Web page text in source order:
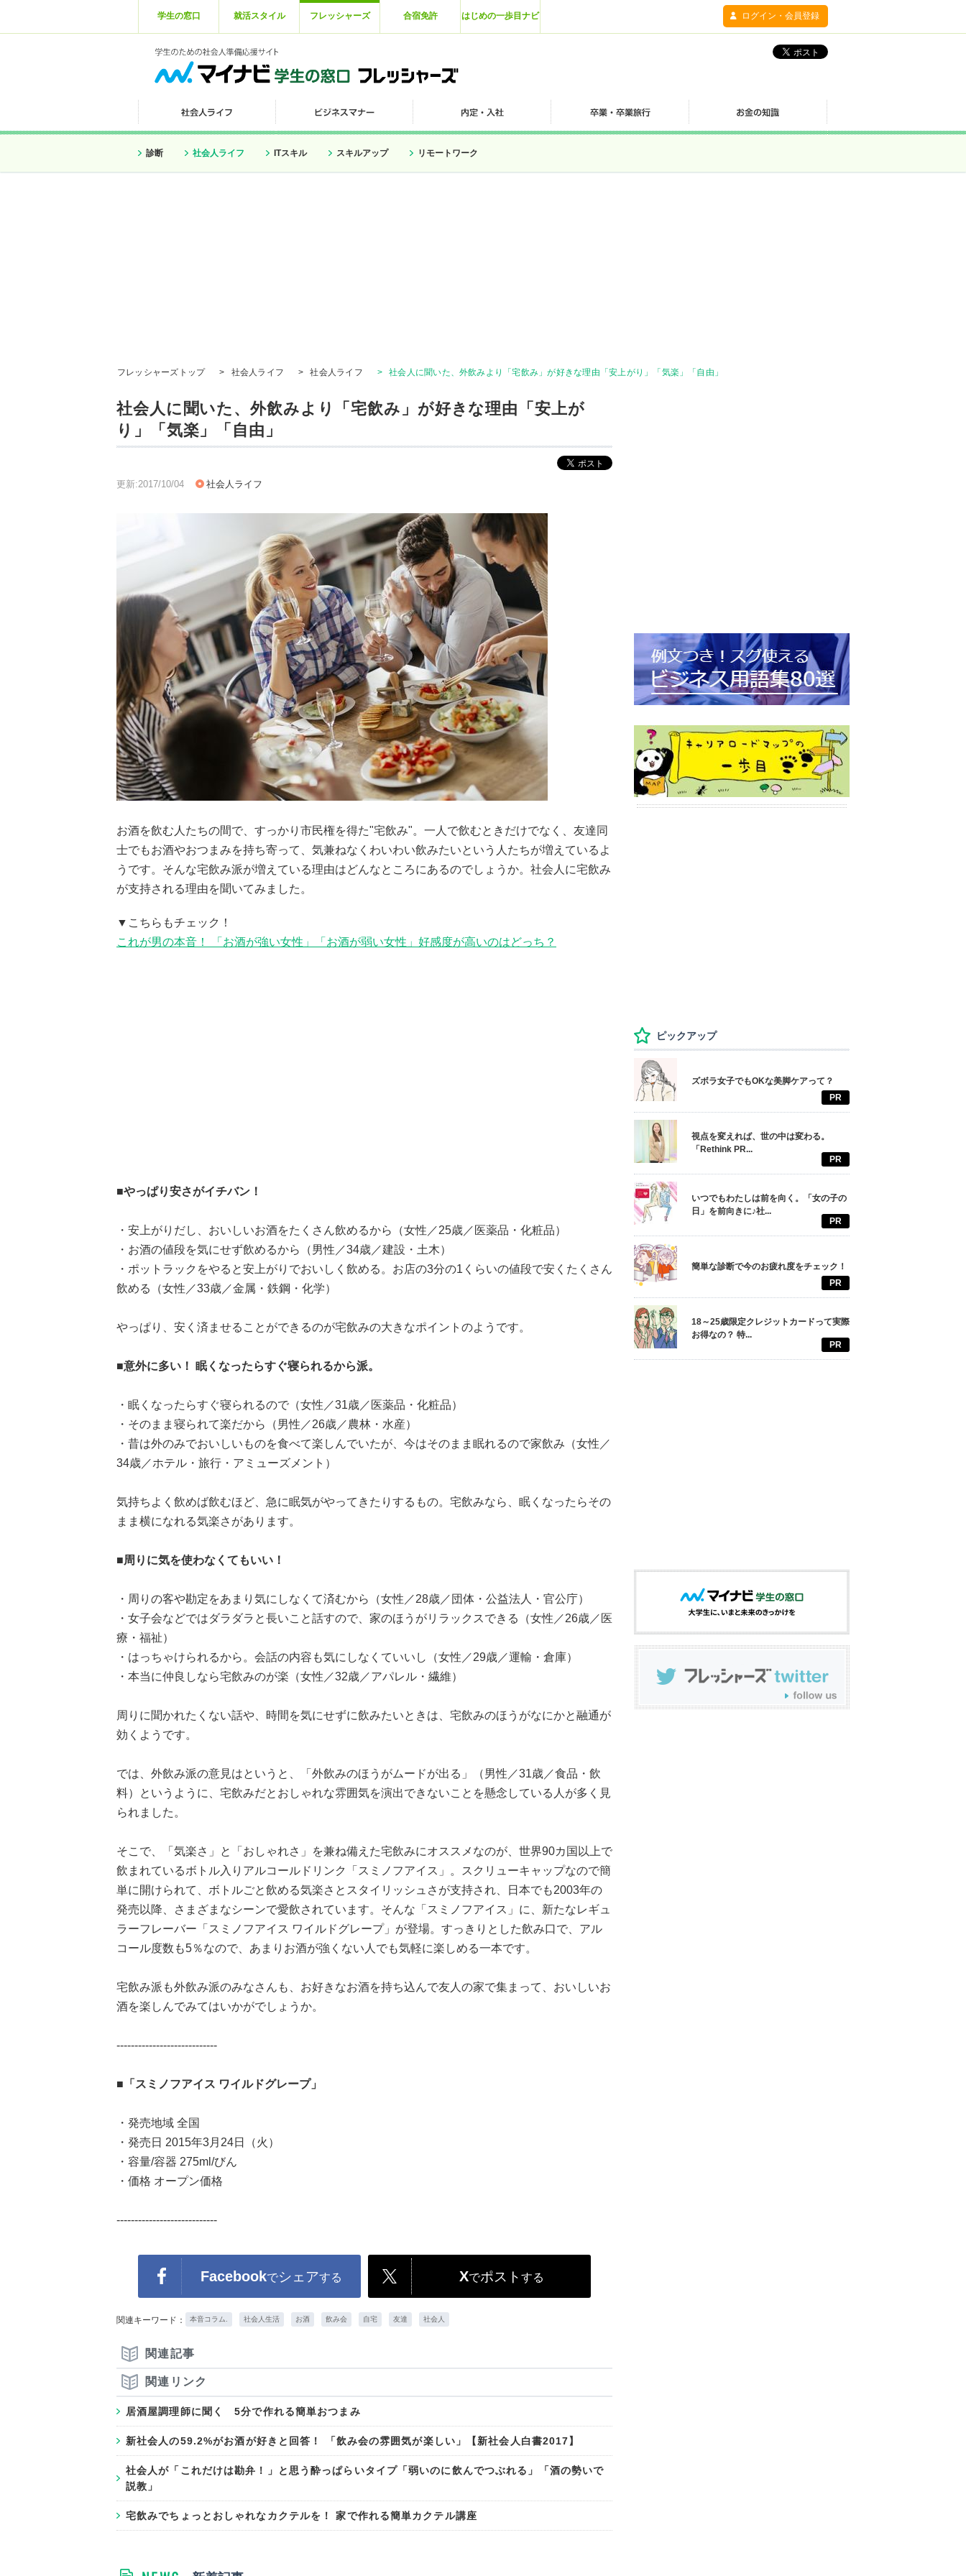
学生の窓口 就活スタイル フレッシャーズ 合宿免許 はじめの一歩目ナビ ログイン・会員登録
診断 社会人ライフ ITスキル スキルアップ リモートワーク
フレッシャーズトップ > 社会人ライフ > 社会人ライフ > 社会人に聞いた、外飲みより「宅飲み」が好きな理由「安上がり」「気楽」「自由」
社会人に聞いた、外飲みより「宅飲み」が好きな理由「安上が
り」「気楽」「自由」
更新:2017/10/04 社会人ライフ
お酒を飲む人たちの間で、すっかり市民権を得た"宅飲み"。一人で飲むときだけでなく、友達同
士でもお酒やおつまみを持ち寄って、気兼ねなくわいわい飲みたいという人たちが増えているよ
うです。そんな宅飲み派が増えている理由はどんなところにあるのでしょうか。社会人に宅飲み
が支持される理由を聞いてみました。
▼こちらもチェック！
これが男の本音！ 「お酒が強い女性」「お酒が弱い女性」好感度が高いのはどっち？
■やっぱり安さがイチバン！
・安上がりだし、おいしいお酒をたくさん飲めるから（女性／25歳／医薬品・化粧品）
・お酒の値段を気にせず飲めるから（男性／34歳／建設・土木）
・ポットラックをやると安上がりでおいしく飲める。お店の3分の1くらいの値段で安くたくさん
飲める（女性／33歳／金属・鉄鋼・化学）
やっぱり、安く済ませることができるのが宅飲みの大きなポイントのようです。
■意外に多い！ 眠くなったらすぐ寝られるから派。
・眠くなったらすぐ寝られるので（女性／31歳／医薬品・化粧品）
・そのまま寝られて楽だから（男性／26歳／農林・水産）
・昔は外のみでおいしいものを食べて楽しんでいたが、今はそのまま眠れるので家飲み（女性／
34歳／ホテル・旅行・アミューズメント）
気持ちよく飲めば飲むほど、急に眠気がやってきたりするもの。宅飲みなら、眠くなったらその
まま横になれる気楽さがあります。
■周りに気を使わなくてもいい！
・周りの客や勘定をあまり気にしなくて済むから（女性／28歳／団体・公益法人・官公庁）
・女子会などではダラダラと長いこと話すので、家のほうがリラックスできる（女性／26歳／医
療・福祉）
・はっちゃけられるから。会話の内容も気にしなくていいし（女性／29歳／運輸・倉庫）
・本当に仲良しなら宅飲みのが楽（女性／32歳／アパレル・繊維）
周りに聞かれたくない話や、時間を気にせずに飲みたいときは、宅飲みのほうがなにかと融通が
効くようです。
では、外飲み派の意見はというと、「外飲みのほうがムードが出る」（男性／31歳／食品・飲
料）というように、宅飲みだとおしゃれな雰囲気を演出できないことを懸念している人が多く見
られました。
そこで、「気楽さ」と「おしゃれさ」を兼ね備えた宅飲みにオススメなのが、世界90カ国以上で
飲まれているボトル入りアルコールドリンク「スミノフアイス」。スクリューキャップなので簡
単に開けられて、ボトルごと飲める気楽さとスタイリッシュさが支持され、日本でも2003年の
発売以降、さまざまなシーンで愛飲されています。そんな「スミノフアイス」に、新たなレギュ
ラーフレーバー「スミノフアイス ワイルドグレープ」が登場。すっきりとした飲み口で、アル
コール度数も5％なので、あまりお酒が強くない人でも気軽に楽しめる一本です。
宅飲み派も外飲み派のみなさんも、お好きなお酒を持ち込んで友人の家で集まって、おいしいお
酒を楽しんでみてはいかがでしょうか。
----------------------------
■「スミノフアイス ワイルドグレープ」
・発売地域 全国
・発売日 2015年3月24日（火）
・容量/容器 275ml/びん
・価格 オープン価格
----------------------------
Facebookでシェアする Xでポスト する
関連キーワード： 本音コラム. 社会人生活 お酒 飲み会 自宅 友達 社会人
関連記事
関連リンク
居酒屋調理師に聞く 5分で作れる簡単おつまみ
新社会人の59.2%がお酒が好きと回答！ 「飲み会の雰囲気が楽しい」【新社会人白書2017】
社会人が「これだけは勘弁！」と思う酔っぱらいタイプ「弱いのに飲んでつぶれる」「酒の勢いで
説教」
宅飲みでちょっとおしゃれなカクテルを！ 家で作れる簡単カクテル講座
ピックアップ
ズボラ女子でもOKな美脚ケアって？
PR
視点を変えれば、世の中は変わる。
「Rethink PR...
PR
いつでもわたしは前を向く。「女の子の
日」を前向きに♪社...
PR
簡単な診断で今のお疲れ度をチェック！
PR
18～25歳限定クレジットカードって実際
お得なの？ 特...
PR